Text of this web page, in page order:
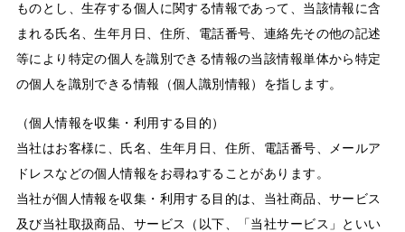
ものとし、生存する個人に関する情報であって、当該情報に含
まれる氏名、生年月日、住所、電話番号、連絡先その他の記述
等により特定の個人を識別できる情報の当該情報単体から特定
の個人を識別できる情報（個人識別情報）を指します。
（個人情報を収集・利用する目的）
当社はお客様に、氏名、生年月日、住所、電話番号、メールア
ドレスなどの個人情報をお尋ねすることがあります。
当社が個人情報を収集・利用する目的は、当社商品、サービス
及び当社取扱商品、サービス（以下、「当社サービス」といい